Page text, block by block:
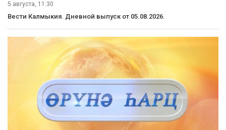
5 августа, 11:30
Вести Калмыкия. Дневной выпуск от 05.08.2026.